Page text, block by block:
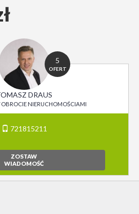
5
OFERT
DRAUS
OBROCIE NIERUCHOMOŚCIAMI
721815211
ZOSTAW
WIADOMOŚĆ